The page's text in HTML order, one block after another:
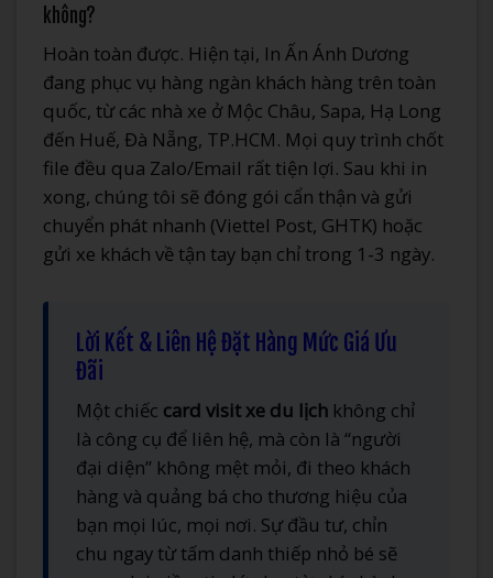
không?
Hoàn toàn được. Hiện tại, In Ấn Ánh Dương
đang phục vụ hàng ngàn khách hàng trên toàn
quốc, từ các nhà xe ở Mộc Châu, Sapa, Hạ Long
đến Huế, Đà Nẵng, TP.HCM. Mọi quy trình chốt
file đều qua Zalo/Email rất tiện lợi. Sau khi in
xong, chúng tôi sẽ đóng gói cẩn thận và gửi
chuyển phát nhanh (Viettel Post, GHTK) hoặc
gửi xe khách về tận tay bạn chỉ trong 1-3 ngày.
Lời Kết & Liên Hệ Đặt Hàng Mức Giá Ưu
Đãi
Một chiếc card visit xe du lịch không chỉ
là công cụ để liên hệ, mà còn là “người
đại diện” không mệt mỏi, đi theo khách
hàng và quảng bá cho thương hiệu của
bạn mọi lúc, mọi nơi. Sự đầu tư, chỉn
chu ngay từ tấm danh thiếp nhỏ bé sẽ